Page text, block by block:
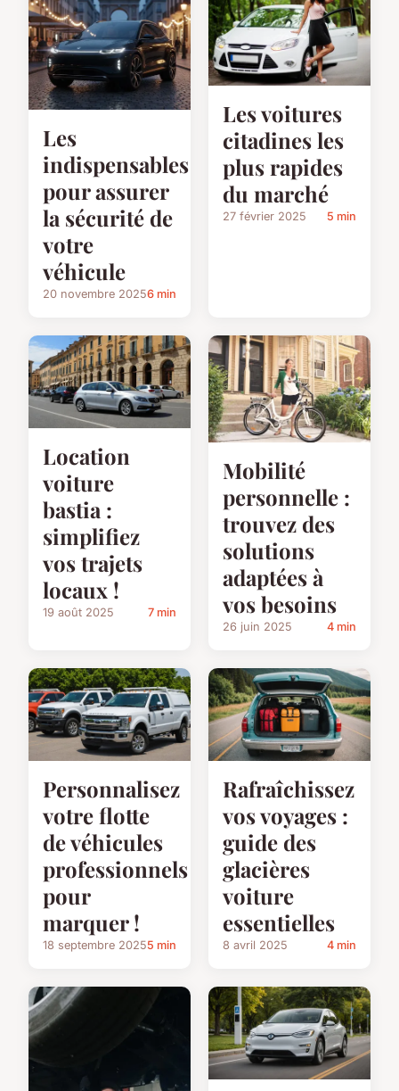
Les
indispensables
pour assurer
la sécurité de
votre
véhicule
20 novembre 20256 min
Les voitures
citadines les
plus rapides
du marché
27 février 2025 5 min
Location
voiture
bastia :
simplifiez
vos trajets
locaux !
19 août 2025 7 min
Mobilité
personnelle :
trouvez des
solutions
adaptées à
vos besoins
26 juin 2025 4 min
Personnalisez
votre flotte
de véhicules
professionnels
pour
marquer !
18 septembre 20255 min
Rafraîchissez
vos voyages :
guide des
glacières
voiture
essentielles
8 avril 2025 4 min